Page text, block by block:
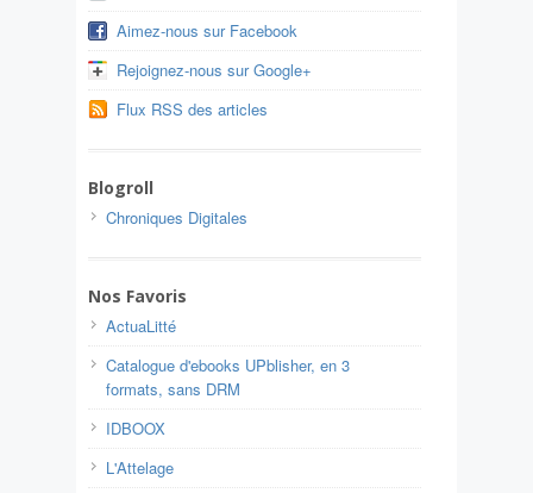
Aimez-nous sur Facebook
Rejoignez-nous sur Google+
Flux RSS des articles
Blogroll
Chroniques Digitales
Nos Favoris
ActuaLitté
Catalogue d'ebooks UPblisher, en 3
formats, sans DRM
IDBOOX
L'Attelage